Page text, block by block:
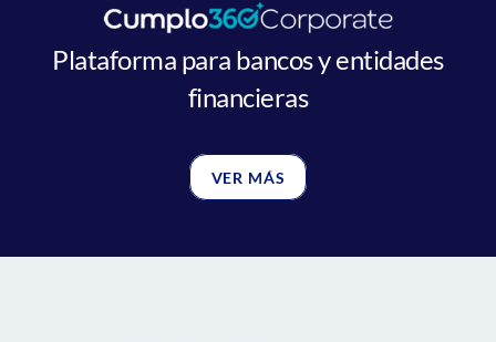
Plataforma para bancos y entidades
financieras
VER MÁS